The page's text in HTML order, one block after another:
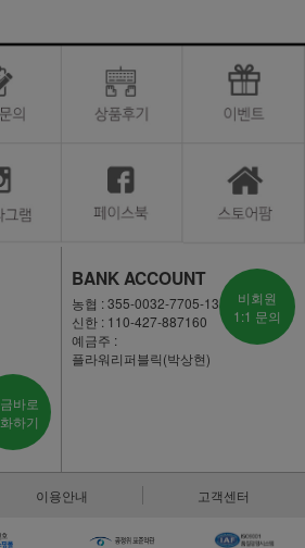
바로
하기
BANK ACCOUNT
농협 : 355-0032-7705-13
신한 : 110-427-887160
예금주 :
플라워리퍼블릭(박상현)
비회원
1:1 문의
이용안내 고객센터